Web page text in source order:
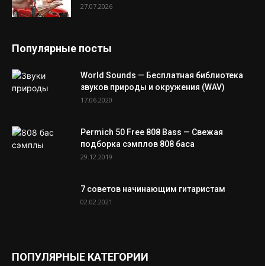
27.07.2026
Популярные посты
World Sounds — Бесплатная библиотека
звуков природы и окружения (WAV)
17.06.2020
Permich 50 Free 808 Bass — Свежая
подборка сэмплов 808 баса
29.12.2019
7 советов начинающим гитаристам
02.02.2021
ПОПУЛЯРНЫЕ КАТЕГОРИИ